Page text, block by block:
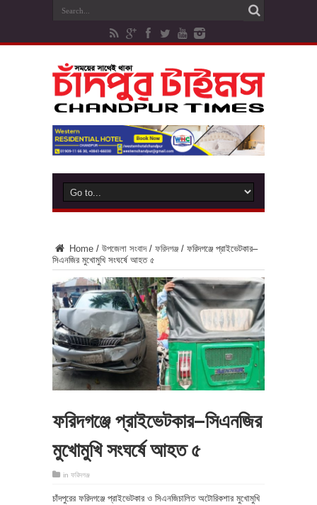
Home / উপজেলা সংবাদ / ফরিদগঞ্জ / ফরিদগঞ্জে প্রাইভেটকার–
সিএনজির মুখোমুখি সংঘর্ষে আহত ৫
ফরিদগঞ্জে প্রাইভেটকার–সিএনজির
মুখোমুখি সংঘর্ষে আহত ৫
in ফরিদগঞ্জ
চাঁদপুরের ফরিদগঞ্জে প্রাইভেটকার ও সিএনজিচালিত অটোরিকশার মুখোমুখি